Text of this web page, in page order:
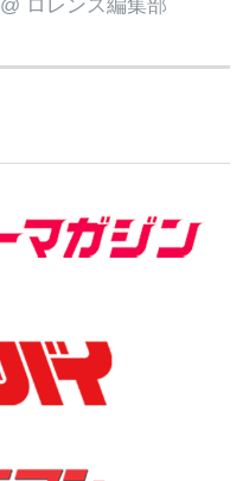
@ ロレンス編集部